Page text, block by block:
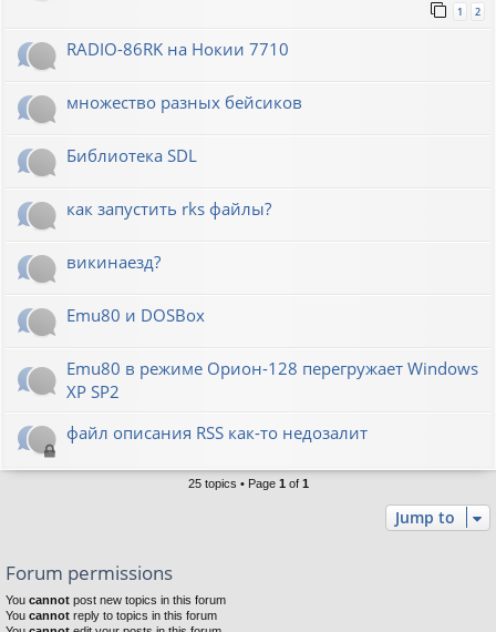
1 2
RADIO-86RK на Нокии 7710
множество разных бейсиков
Библиотека SDL
как запустить rks файлы?
викинаезд?
Emu80 и DOSBox
Emu80 в режиме Орион-128 перегружает Windows
XP SP2
файл описания RSS как-то недозалит
25 topics • Page 1 of 1
Jump to
Forum permissions
You cannot post new topics in this forum
You cannot reply to topics in this forum